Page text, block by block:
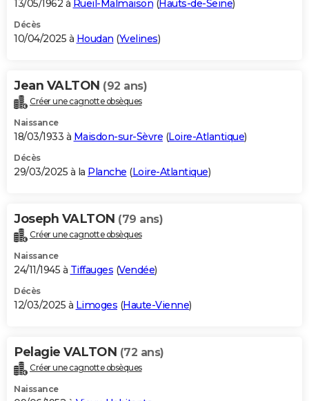
13/05/1962 à Rueil-Malmaison (Hauts-de-Seine)
Décès
10/04/2025 à Houdan (Yvelines)
Jean VALTON (92 ans)
Créer une cagnotte obsèques
Naissance
18/03/1933 à Maisdon-sur-Sèvre (Loire-Atlantique)
Décès
29/03/2025 à la Planche (Loire-Atlantique)
Joseph VALTON (79 ans)
Créer une cagnotte obsèques
Naissance
24/11/1945 à Tiffauges (Vendée)
Décès
12/03/2025 à Limoges (Haute-Vienne)
Pelagie VALTON (72 ans)
Créer une cagnotte obsèques
Naissance